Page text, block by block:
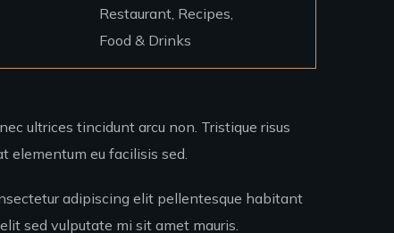
Restaurant, Recipes,
Food & Drinks
ultrices tincidunt arcu non. Tristique risus
elementum eu facilisis sed.
adipiscing elit pellentesque habitant
sed vulputate mi sit amet mauris.